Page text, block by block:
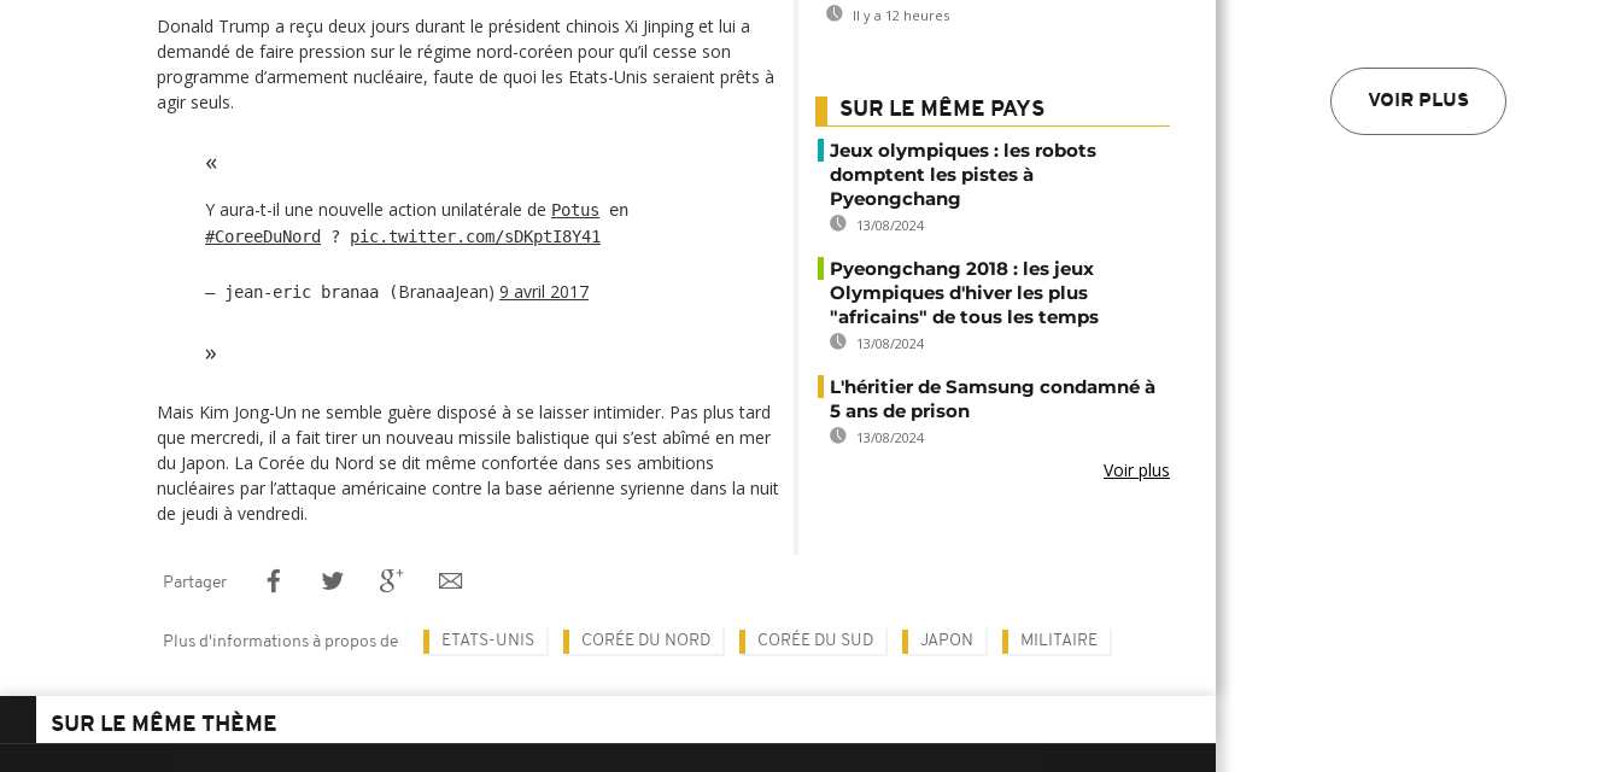
VOIR PLUS
Donald Trump a reçu deux jours durant le président chinois Xi Jinping et lui a
demandé de faire pression sur le régime nord-coréen pour qu’il cesse son
programme d’armement nucléaire, faute de quoi les Etats-Unis seraient prêts à
agir seuls.
Y aura-t-il une nouvelle action unilatérale de Potus en
#CoreeDuNord
? pic.twitter.com/sDKptI8Y41
— jean-eric branaa (BranaaJean) 9 avril 2017
Mais Kim Jong-Un ne semble guère disposé à se laisser intimider. Pas plus tard
que mercredi, il a fait tirer un nouveau missile balistique qui s’est abîmé en mer
du Japon. La Corée du Nord se dit même confortée dans ses ambitions
nucléaires par l’attaque américaine contre la base aérienne syrienne dans la nuit
de jeudi à vendredi.
Il y a 12 heures
SUR LE MÊME PAYS
Jeux olympiques : les robots
domptent les pistes à
Pyeongchang
13/08/2024
Pyeongchang 2018 : les jeux
Olympiques d'hiver les plus
"africains" de tous les temps
13/08/2024
L'héritier de Samsung condamné à
5 ans de prison
13/08/2024
Voir plus
Partager
Plus d'informations à propos de ETATS-UNIS CORÉE DU NORD CORÉE DU SUD JAPON MILITAIRE
SUR LE MÊME THÈME